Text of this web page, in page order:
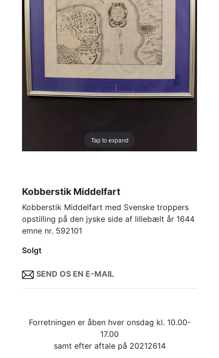
Tap to expand
Kobberstik Middelfart
Kobberstik Middelfart med Svenske troppers
opstilling på den jyske side af lillebælt år 1644
emne nr. 592101
Solgt
SEND OS EN E-MAIL
Forretningen er åben hver onsdag kl. 10.00-
17.00
samt efter aftale på 20212614